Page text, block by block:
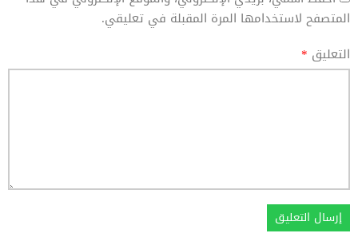
المتصفح لاستخدامها المرة المقبلة في تعليقي.
التعليق *